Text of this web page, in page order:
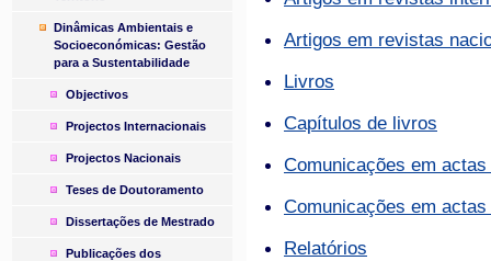
Artigos em revistas
Livros
Capítulos de livros
Comunicações em
Comunicações em
Relatórios
Dinâmicas Ambientais e
Socioeconómicas: Gestão
para a Sustentabilidade
Objectivos
Projectos Internacionais
Projectos Nacionais
Teses de Doutoramento
Dissertações de Mestrado
Publicações dos